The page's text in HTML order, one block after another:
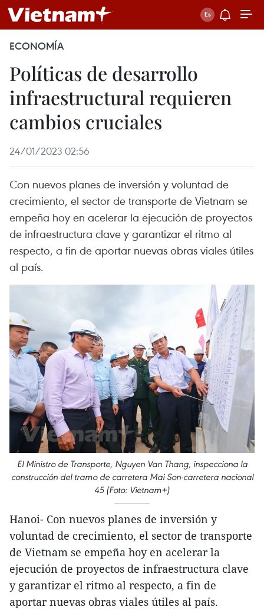
ECONOMÍA
Políticas de desarrollo
infraestructural requieren
cambios cruciales
24/01/2023 02:56
Con nuevos planes de inversión y voluntad de
crecimiento, el sector de transporte de Vietnam se
empeña hoy en acelerar la ejecución de proyectos
de infraestructura clave y garantizar el ritmo al
respecto, a fin de aportar nuevas obras viales útiles
al país.
El Ministro de Transporte, Nguyen Van Thang, inspecciona la
construcción del tramo de carretera Mai Son-carretera nacional
45 (Foto: Vietnam+)
Hanoi- Con nuevos planes de inversión y
voluntad de crecimiento, el sector de transporte
de Vietnam se empeña hoy en acelerar la
ejecución de proyectos de infraestructura clave
y garantizar el ritmo al respecto, a fin de
aportar nuevas obras viales útiles al país.